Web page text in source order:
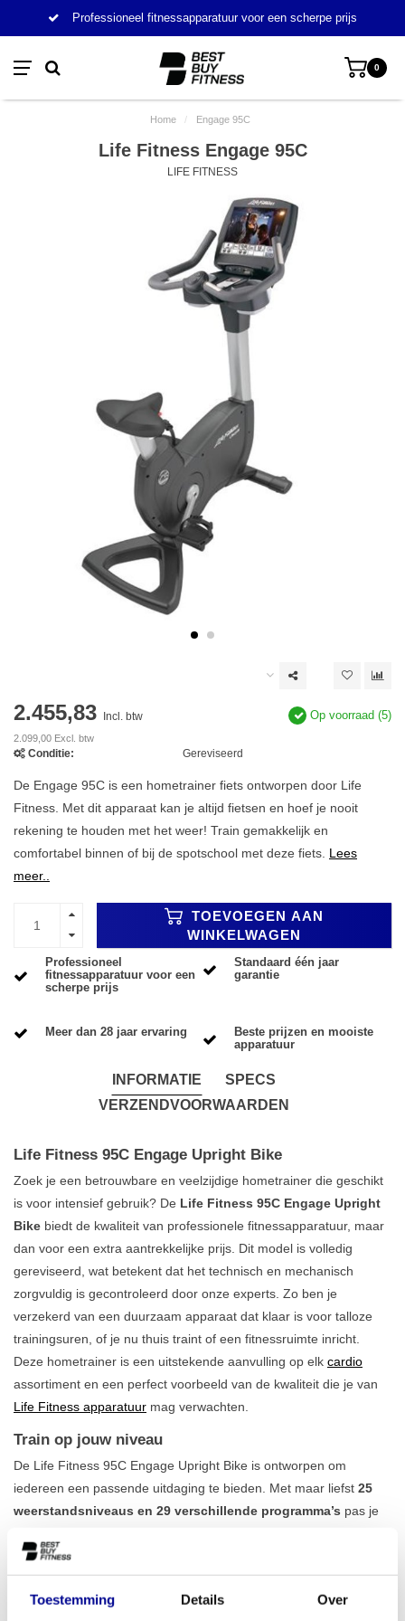
Toestemming Details Over
Professioneel fitnessapparatuur voor een scherpe prijs
0
Home / Engage 95C
Life Fitness Engage 95C
LIFE FITNESS
2.455,83 Incl. btw
2.099,00 Excl. btw
Op voorraad (5)
Conditie: Gereviseerd
De Engage 95C is een hometrainer fiets ontworpen door Life
Fitness. Met dit apparaat kan je altijd fietsen en hoef je nooit
rekening te houden met het weer! Train gemakkelijk en
comfortabel binnen of bij de spotschool met deze fiets. Lees
meer..
TOEVOEGEN AAN
WINKELWAGEN
Professioneel
fitnessapparatuur voor een
scherpe prijs
Standaard één jaar
garantie
Meer dan 28 jaar ervaring
Beste prijzen en mooiste
apparatuur
INFORMATIE
SPECS
VERZENDVOORWAARDEN
Life Fitness 95C Engage Upright Bike
Zoek je een betrouwbare en veelzijdige hometrainer die geschikt
is voor intensief gebruik? De Life Fitness 95C Engage Upright
Bike biedt de kwaliteit van professionele fitnessapparatuur, maar
dan voor een extra aantrekkelijke prijs. Dit model is volledig
gereviseerd, wat betekent dat het technisch en mechanisch
zorgvuldig is gecontroleerd door onze experts. Zo ben je
verzekerd van een duurzaam apparaat dat klaar is voor talloze
trainingsuren, of je nu thuis traint of een fitnessruimte inricht.
Deze hometrainer is een uitstekende aanvulling op elk cardio
assortiment en een perfect voorbeeld van de kwaliteit die je van
Life Fitness apparatuur mag verwachten.
Train op jouw niveau
De Life Fitness 95C Engage Upright Bike is ontworpen om
iedereen een passende uitdaging te bieden. Met maar liefst 25
weerstandsniveaus en 29 verschillende programma’s pas je
werkt aan je conditie, wilt revalideren of je voorbereidt op een
sportieve prestatie, je vindt altijd de juiste intensiteit. De
ingebouwde hartslagsensoren en de mogelijkheid om een